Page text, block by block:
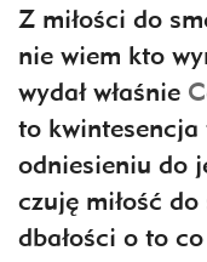
Z miłości do
nie wiem kto
wydał właśnie
to
odniesieniu do
czuję miłość
dbałości o to